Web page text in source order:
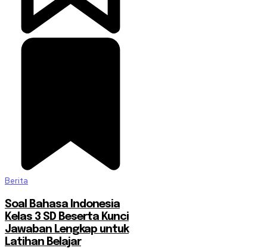
Berita
Soal Bahasa Indonesia
Kelas 3 SD Beserta Kunci
Jawaban Lengkap untuk
Latihan Belajar